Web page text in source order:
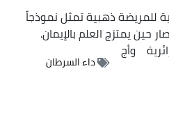
للمريضة ذهبية تمثل نموذجاً
حين يمتزج العلم بالإيمان.
وأج
داء السرطان